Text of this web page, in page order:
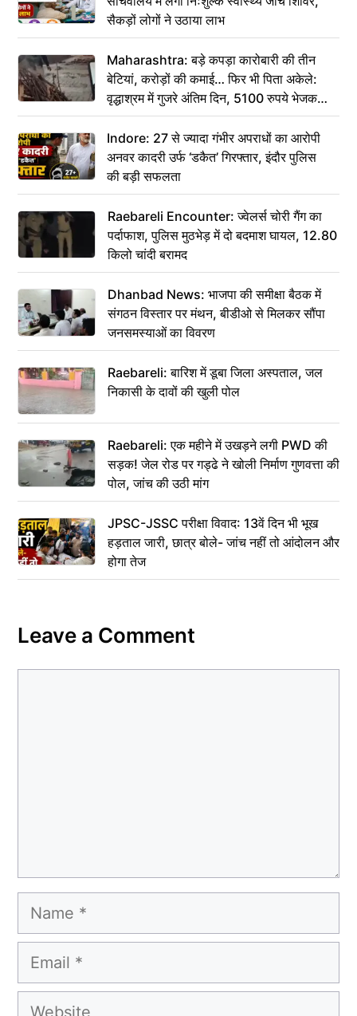
सैकड़ों लोगों ने उठाया लाभ
Maharashtra: बड़े कपड़ा कारोबारी की तीन
बेटियां, करोड़ों की कमाई… फिर भी पिता अकेले:
वृद्धाश्रम में गुजरे अंतिम दिन, 5100 रुपये भेजकर
कहा– अंतिम संस्कार कर दीजिए हम नहीं आ पाएंगे
Indore: 27 से ज्यादा गंभीर अपराधों का आरोपी
अनवर कादरी उर्फ ‘डकैत’ गिरफ्तार, इंदौर पुलिस
की बड़ी सफलता
Raebareli Encounter: ज्वेलर्स चोरी गैंग का
पर्दाफाश, पुलिस मुठभेड़ में दो बदमाश घायल, 12.80
किलो चांदी बरामद
Dhanbad News: भाजपा की समीक्षा बैठक में
संगठन विस्तार पर मंथन, बीडीओ से मिलकर सौंपा
जनसमस्याओं का विवरण
Raebareli: बारिश में डूबा जिला अस्पताल, जल
निकासी के दावों की खुली पोल
Raebareli: एक महीने में उखड़ने लगी PWD की
सड़क! जेल रोड पर गड्ढे ने खोली निर्माण गुणवत्ता की
पोल, जांच की उठी मांग
JPSC-JSSC परीक्षा विवाद: 13वें दिन भी भूख
हड़ताल जारी, छात्र बोले- जांच नहीं तो आंदोलन और
होगा तेज
Leave a Comment
Name
Email
Website